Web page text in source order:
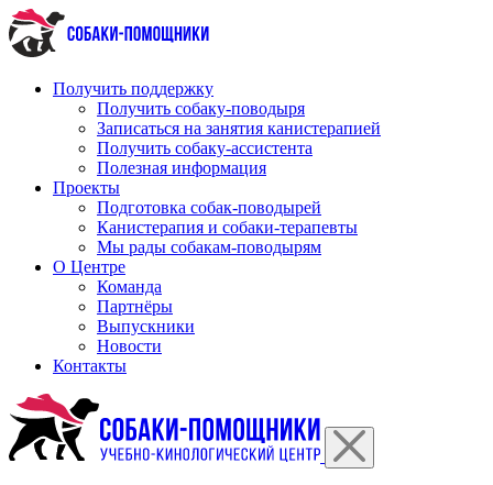
Перейти
к
содержимому
Получить поддержку
Получить собаку-поводыря
Записаться на занятия канистерапией
Получить собаку-ассистента
Полезная информация
Проекты
Подготовка собак-поводырей
Канистерапия и собаки-терапевты
Мы рады собакам-поводырям
О Центре
Команда
Партнёры
Выпускники
Новости
Контакты